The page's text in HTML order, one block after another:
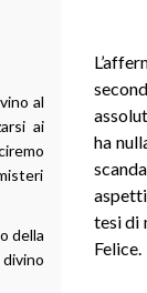
ha
tesi di
Felice.
al
ai
della